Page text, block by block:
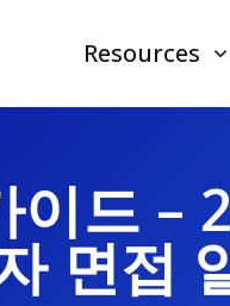
Resources
이드 –
면접